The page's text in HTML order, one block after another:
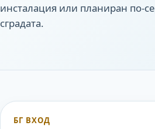
инсталация или планиран по-
сградата.
БГ ВХОД